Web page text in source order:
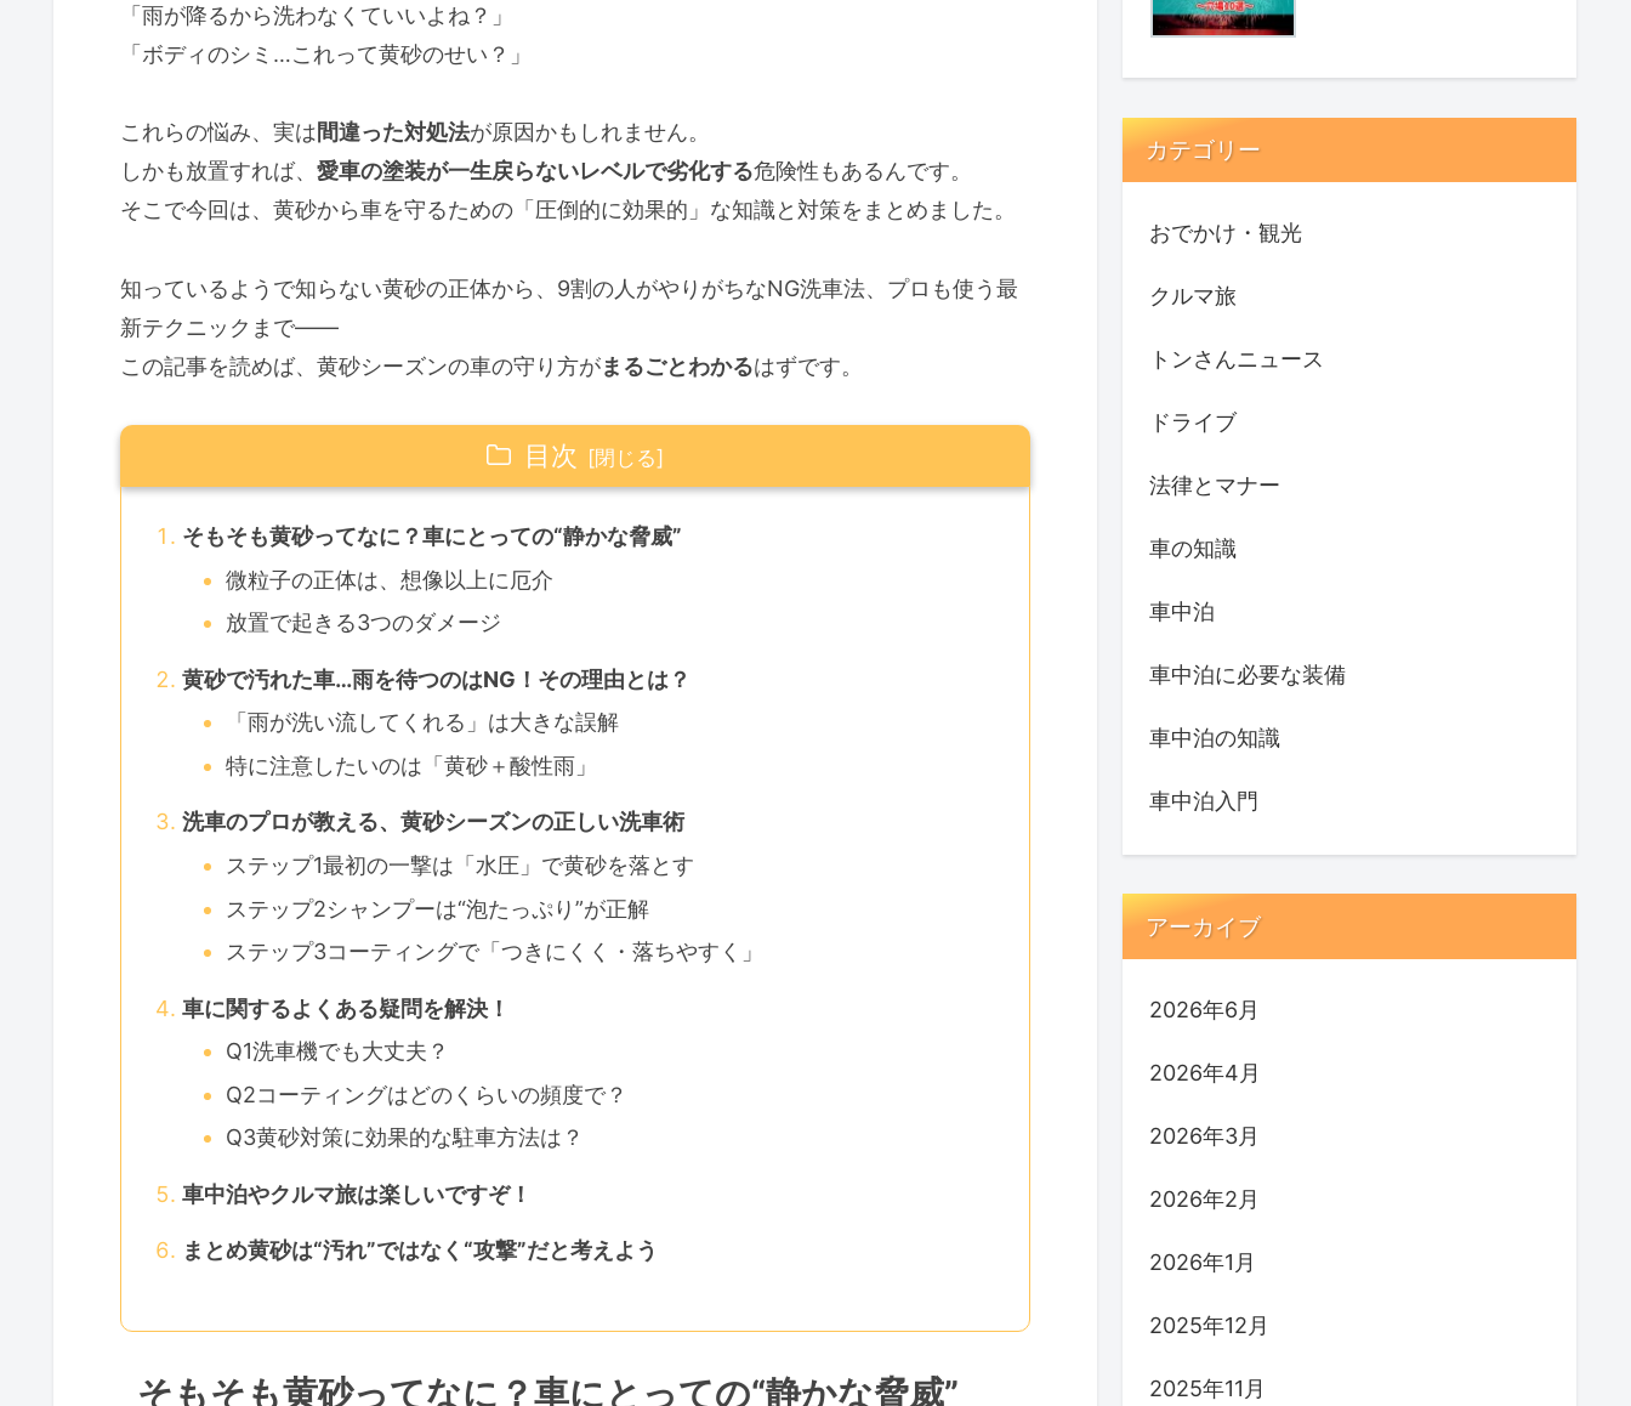
「雨が降るから洗わなくていいよね？」
「ボディのシミ…これって黄砂のせい？」
これらの悩み、実は間違った対処法が原因かもしれません。
しかも放置すれば、 愛車の塗装が一生戻らないレベルで劣化する危険性もあるんです。
そこで今回は、黄砂から車を守るための「圧倒的に効果的」な知識と対策をまとめました。
知っているようで知らない黄砂の正体から、9割の人がやりがちなNG洗車法、プロも使う最
新テクニックまで――
この記事を読めば、黄砂シーズンの車の守り方がまるごとわかるはずです。
目次
そもそも黄砂ってなに？車にとっての“静かな脅威”
微粒子の正体は、想像以上に厄介
放置で起きる3つのダメージ
黄砂で汚れた車…雨を待つのはNG！その理由とは？
「雨が洗い流してくれる」は大きな誤解
特に注意したいのは「黄砂＋酸性雨」
洗車のプロが教える、黄砂シーズンの正しい洗車術
ステップ1最初の一撃は「水圧」で黄砂を落とす
ステップ2シャンプーは“泡たっぷり”が正解
ステップ3コーティングで「つきにくく・落ちやすく」
車に関するよくある疑問を解決！
Q1洗車機でも大丈夫？
Q2コーティングはどのくらいの頻度で？
Q3黄砂対策に効果的な駐車方法は？
車中泊やクルマ旅は楽しいですぞ！
まとめ黄砂は“汚れ”ではなく“攻撃”だと考えよう
そもそも黄砂ってなに？車にとっての“静かな脅威”
カテゴリー
おでかけ・観光
クルマ旅
トンさんニュース
ドライブ
法律とマナー
車の知識
車中泊
車中泊に必要な装備
車中泊の知識
車中泊入門
アーカイブ
2026年6月
2026年4月
2026年3月
2026年2月
2026年1月
2025年12月
2025年11月